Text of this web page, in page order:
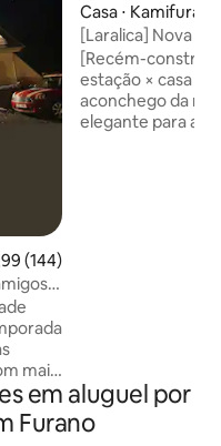
de uma avaliação média de
(144)
mais
barril
secar
Casa ⋅ Kamifurano
[Laralica] Nova
máxima para 9
carros duplos | 2
simples |
para uma estadia
[Recém-
estação × casa
aconchego da
elegante para até
onde você pode
especiais
casa. Também
em aluguel por
Furano